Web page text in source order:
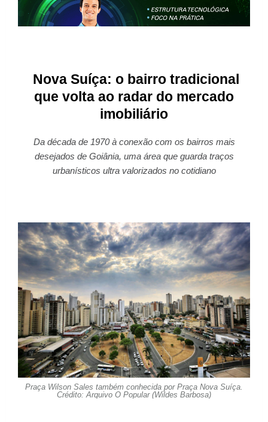
Nova Suíça: o bairro tradicional
que volta ao radar do mercado
imobiliário
Da década de 1970 à conexão com os bairros mais
desejados de Goiânia, uma área que guarda traços
urbanísticos ultra valorizados no cotidiano
Praça Wilson Sales também conhecida por Praça Nova Suíça.
Crédito: Arquivo O Popular (Wildes Barbosa)